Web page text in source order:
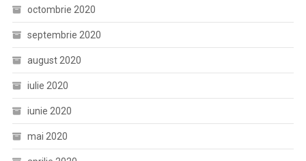
octombrie 2020
septembrie 2020
august 2020
iulie 2020
iunie 2020
mai 2020